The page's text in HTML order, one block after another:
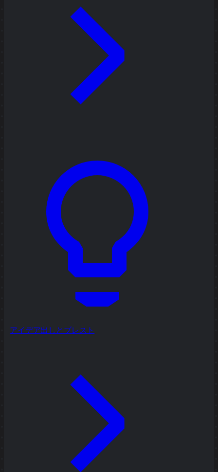
アイデア出しとブレスト